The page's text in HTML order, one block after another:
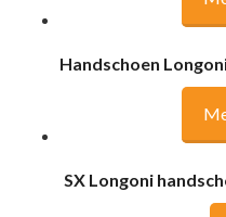
Handschoen
SX Longoni